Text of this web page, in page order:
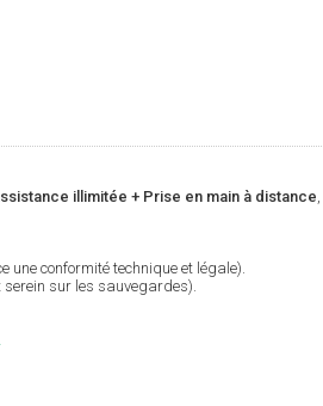
illimitée + Prise en main à distance
conformité technique et légale).
sur les sauvegardes).